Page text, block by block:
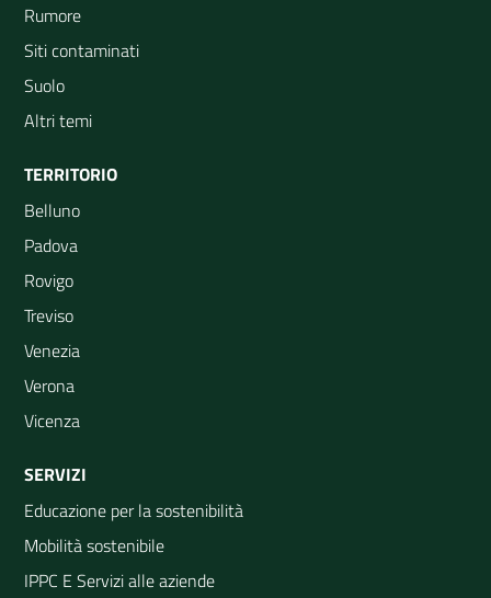
Rumore
Siti contaminati
Suolo
Altri temi
TERRITORIO
Belluno
Padova
Rovigo
Treviso
Venezia
Verona
Vicenza
SERVIZI
Educazione per la sostenibilità
Mobilità sostenibile
IPPC E Servizi alle aziende